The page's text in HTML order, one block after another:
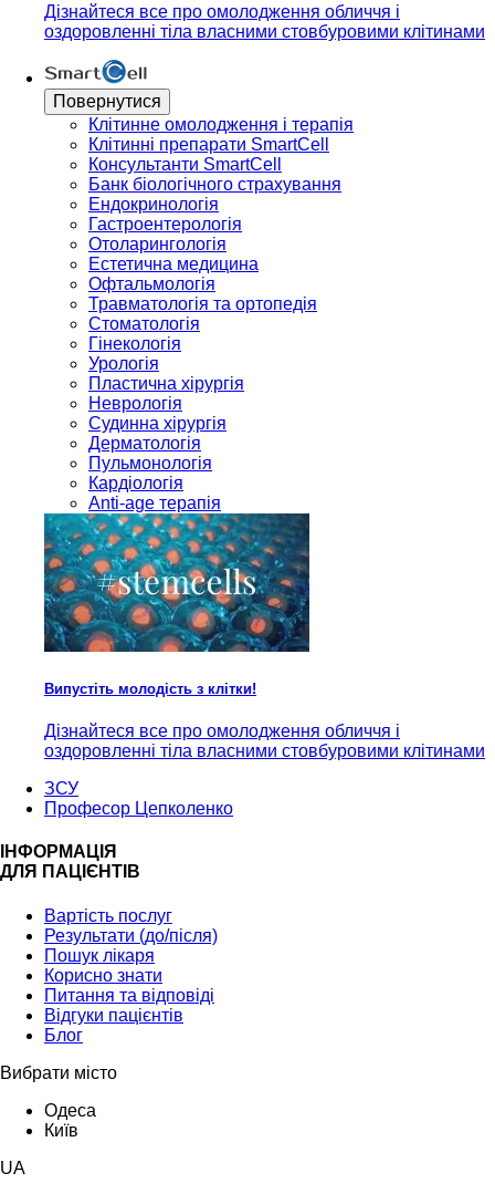
Дізнайтеся все про омолодження обличчя і
оздоровленні тіла власними стовбуровими клітинами
Повернутися
Клітинне омолодження і терапія
Клітинні препарати SmartCell
Консультанти SmartCell
Банк бiологiчного страхування
Ендокринологія
Гастроентерологія
Отоларингологія
Естетична медицина
Офтальмологія
Травматологія та ортопедія
Стоматологія
Гінекологія
Урологія
Пластична хірургія
Неврологія
Судинна хірургія
Дерматологія
Пульмонологія
Кардiологія
Anti-age терапія
Випустіть молодість з клітки!
Дізнайтеся все про омолодження обличчя і
оздоровленні тіла власними стовбуровими клітинами
ЗСУ
Професор Цепколенко
ІНФОРМАЦІЯ
ДЛЯ ПАЦІЄНТІВ
Вартість послуг
Результати (до/після)
Пошук лікаря
Корисно знати
Питання та відповіді
Відгуки пацієнтів
Блог
Вибрати місто
Одеса
Київ
UA